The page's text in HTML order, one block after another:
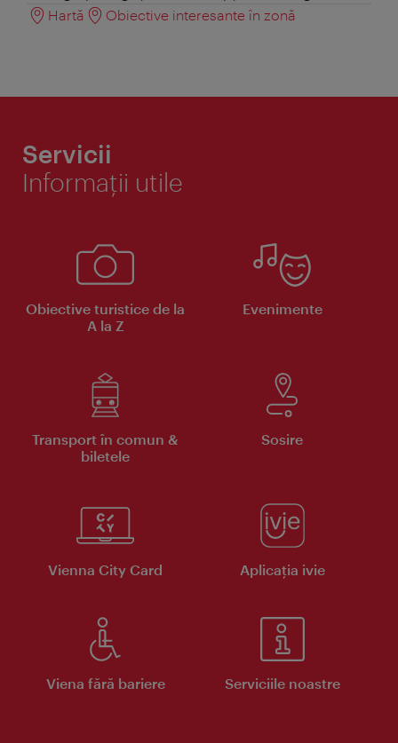
Hartă
Obiective interesante în zonă
Servicii
Informaţii utile
Obiective turistice de la
A la Z
Evenimente
Transport în comun &
biletele
Sosire
Vienna City Card Aplicaţia ivie
Viena fără bariere Serviciile noastre